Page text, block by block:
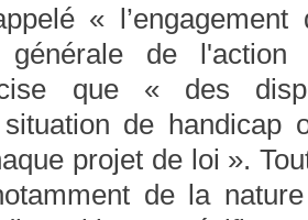
«
générale de
que « des
de handicap
projet de loi ».
de la